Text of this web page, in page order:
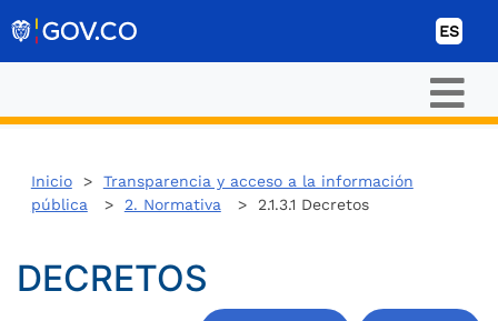
ES
Inicio> Transparencia y acceso a la información
pública > 2. Normativa > 2.1.3.1 Decretos
DECRETOS